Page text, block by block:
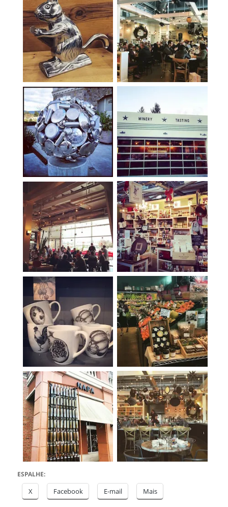
ESPALHE:
X Facebook E-mail Mais